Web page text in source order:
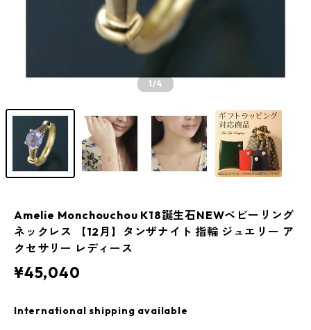
1/4
Amelie Monchouchou K18誕生石NEWベビーリング
ネックレス 【12月】タンザナイト 指輪 ジュエリー ア
クセサリー レディース
¥45,040
International shipping available